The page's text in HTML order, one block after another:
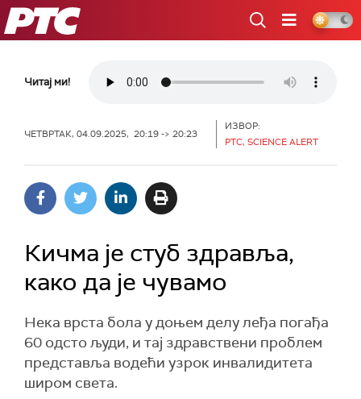
РТС
Читај ми!
ЧЕТВРТАК, 04.09.2025, 20:19 -> 20:23
ИЗВОР:
РТС, SCIENCE ALERT
Кичма је стуб здравља,
како да је чувамо
Нека врста бола у доњем делу леђа погађа
60 одсто људи, и тај здравствени проблем
представља водећи узрок инвалидитета
широм света.